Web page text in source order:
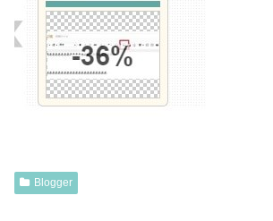
Blogger